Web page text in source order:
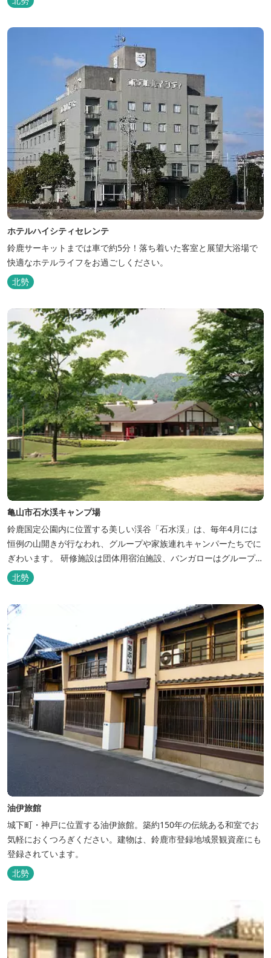
ホテルハイシティセレンテ
鈴鹿サーキットまでは車で約5分！落ち着いた客室と展望大浴場で
快適なホテルライフをお過ごしください。
北勢
亀山市石水渓キャンプ場
鈴鹿国定公園内に位置する美しい渓谷「石水渓」は、毎年4月には
恒例の山開きが行なわれ、グループや家族連れキャンパーたちでに
ぎわいます。 研修施設は団体用宿泊施設、バンガローはグループ・
家族連れ用宿泊施設として、ハイキングやキャンプの拠点として最
適です。
北勢
油伊旅館
城下町・神戸に位置する油伊旅館。築約150年の伝統ある和室でお
気軽におくつろぎください。建物は、鈴鹿市登録地域景観資産にも
登録されています。
北勢